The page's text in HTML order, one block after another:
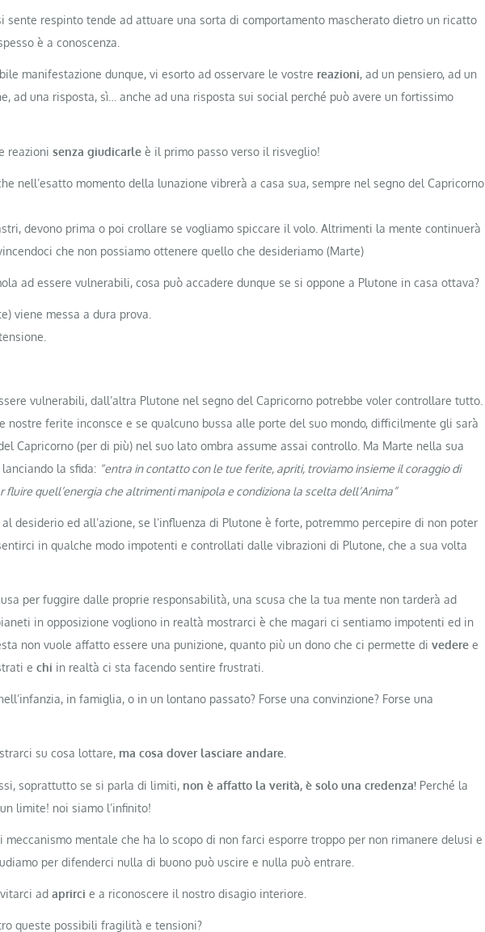
sente respinto tende ad attuare una sorta di comportamento mascherato dietro un ricatto
è a conoscenza.
manifestazione dunque, vi esorto ad osservare le vostre reazioni, ad un pensiero, ad un
ad una risposta, sì… anche ad una risposta sui social perché può avere un fortissimo
reazioni senza giudicarle è il primo passo verso il risveglio!
nell’esatto momento della lunazione vibrerà a casa sua, sempre nel segno del Capricorno
devono prima o poi crollare se vogliamo spiccare il volo. Altrimenti la mente continuerà
che non possiamo ottenere quello che desideriamo (Marte)
ad essere vulnerabili, cosa può accadere dunque se si oppone a Plutone in casa ottava?
viene messa a dura prova.
vulnerabili, dall’altra Plutone nel segno del Capricorno potrebbe voler controllare tutto.
nostre ferite inconsce e se qualcuno bussa alle porte del suo mondo, difficilmente gli sarà
Capricorno (per di più) nel suo lato ombra assume assai controllo. Ma Marte nella sua
la sfida: “entra in contatto con le tue ferite, apriti, troviamo insieme il coraggio di
quell’energia che altrimenti manipola e condiziona la scelta dell’Anima”
desiderio ed all’azione, se l’influenza di Plutone è forte, potremmo percepire di non poter
in qualche modo impotenti e controllati dalle vibrazioni di Plutone, che a sua volta
per fuggire dalle proprie responsabilità, una scusa che la tua mente non tarderà ad
in opposizione vogliono in realtà mostrarci è che magari ci sentiamo impotenti ed in
non vuole affatto essere una punizione, quanto più un dono che ci permette di vedere e
e chi in realtà ci sta facendo sentire frustrati.
in famiglia, o in un lontano passato? Forse una convinzione? Forse una
su cosa lottare, ma cosa dover lasciare andare.
soprattutto se si parla di limiti, non è affatto la verità, è solo una credenza! Perché la
limite! noi siamo l’infinito!
mentale che ha lo scopo di non farci esporre troppo per non rimanere delusi e
per difenderci nulla di buono può uscire e nulla può entrare.
ad aprirci e a riconoscere il nostro disagio interiore.
queste possibili fragilità e tensioni?